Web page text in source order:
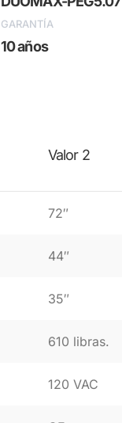
GARANTÍA
10 años
Valor 2
72″
44″
35″
610 libras.
120 VAC